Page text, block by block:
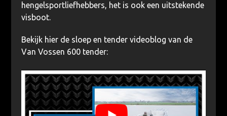
hengelsportliefhebbers, het is ook een uitstekende
visboot.
Bekijk hier de sloep en tender videoblog van de
Van Vossen 600 tender: